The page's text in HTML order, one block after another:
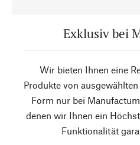
Exklusiv bei
Wir bieten Ihnen eine
Produkte von
Form nur bei
denen wir Ihnen ein
Funktionalität